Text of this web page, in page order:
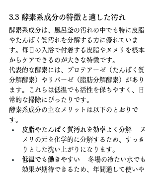
3.3 酵素系成分の特徴と適した汚れ
酵素系成分は、風呂釜の汚れの中でも特に皮脂
やたんぱく質汚れを分解する力に優れていま
す。毎日の入浴で付着する皮脂やヌメリを根本
からケアできるのが大きな特徴です。
代表的な酵素には、プロテアーゼ（たんぱく質
分解酵素） や リパーゼ（脂肪分解酵素）があり
ます。これらは低温でも活性を保ちやすく、日
常的な掃除にぴったりです。
酵素系成分の主なメリットは以下のとおりで
す。
皮脂やたんぱく質汚れを効率よく分解 ヌ
メリの元を化学的に分解するため、すっき
りとした洗い上がりになります。
低温でも働きやすい 冬場の冷たい水でも
効果が期待できるため、年間通して使いや